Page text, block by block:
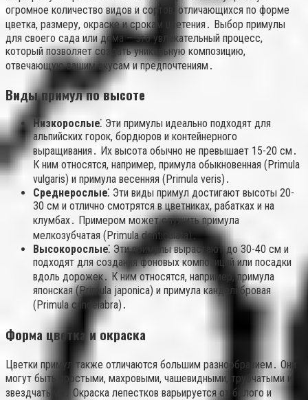
огромное количество видов и сортов, отличающихся по форме
цветка, размеру, окраске и срокам цветения․ Выбор примулы
для своего сада или дома – это увлекательный процесс,
который позволяет создать уникальную композицию,
отвечающую вашим вкусам и предпочтениям․
Виды примул по высоте
Низкорослые⁚ Эти примулы идеально подходят для
альпийских горок, бордюров и контейнерного
выращивания․ Их высота обычно не превышает 15-20 см․
К ним относятся, например, примула обыкновенная (Primula
vulgaris) и примула весенняя (Primula veris)․
Среднерослые⁚ Эти виды примул достигают высоты 20-
30 см и отлично смотрятся в цветниках, рабатках и на
клумбах․ Примером может служить примула
мелкозубчатая (Primula denticulata)․
Высокорослые⁚ Эти примулы вырастают до 30-40 см и
подходят для создания фоновых композиций или посадки
вдоль дорожек․ К ним относятся, например, примула
японская (Primula japonica) и примула канделябровая
(Primula candelabra)․
Форма цветка и окраска
Цветки примул также отличаются большим разнообразием․ Они
могут быть простыми, махровыми, чашевидными, трубчатыми и
звездчатыми․ Окраска лепестков варьируется от белого и